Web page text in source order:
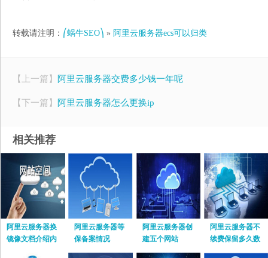
转载请注明： ⎛蜗牛SEO⎞ » 阿里云服务器ecs可以归类
【上一篇】 阿里云服务器交费多少钱一年呢
【下一篇】 阿里云服务器怎么更换ip
相关推荐
阿里云服务器换
镜像文档介绍内
阿里云服务器等
保备案情况
阿里云服务器创
建五个网站
阿里云服务器不
续费保留多久数
据